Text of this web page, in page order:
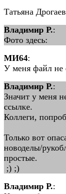
Татьяна
Владимир Р.:
Фото здесь:
MИ64:
У меня файл не
Владимир Р.:
Значит у меня
ссылке.
Коллеги,
Только вот
новоделы/
простые.
;) ;)
Владимир Р.: